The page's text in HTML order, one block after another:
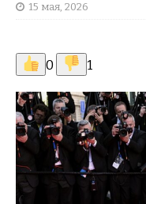
15 мая, 2026
0 1